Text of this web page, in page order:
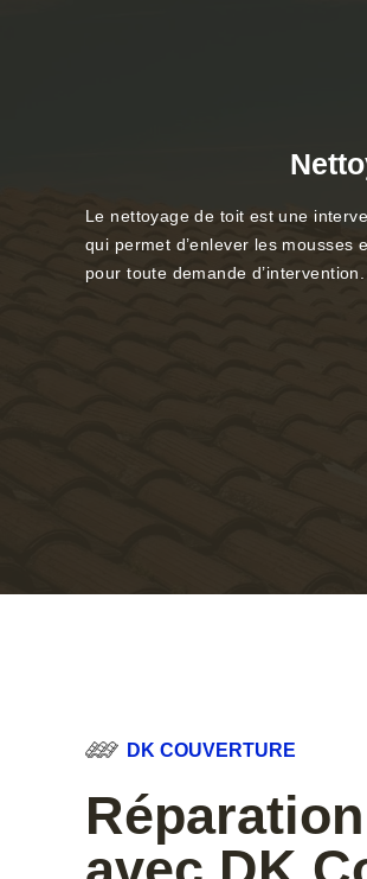
Le nettoyage de toit est une
qui permet d’enlever les mousses
pour toute demande
DK COUVERTURE